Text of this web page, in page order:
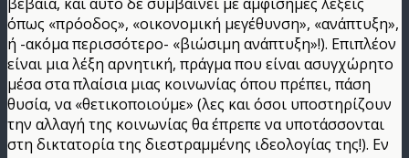
όπως «πρόοδος», «οικονομική μεγέθυνση», «ανάπτυξη»,
ή -ακόμα περισσότερο- «βιώσιμη ανάπτυξη»!). Επιπλέον
είναι μια λέξη αρνητική, πράγμα που είναι ασυγχώρητο
μέσα στα πλαίσια μιας κοινωνίας όπου πρέπει, πάση
θυσία, να «θετικοποιούμε» (λες και όσοι υποστηρίζουν
την αλλαγή της κοινωνίας θα έπρεπε να υποτάσσονται
στη δικτατορία της διεστραμμένης ιδεολογίας της!). Εν